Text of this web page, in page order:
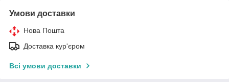
Умови доставки
Нова Пошта
Доставка кур'єром
Всі умови доставки